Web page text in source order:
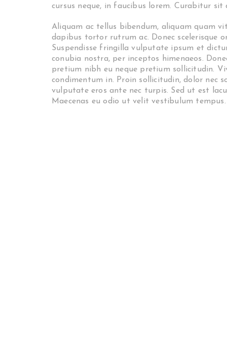
cursus neque, in faucibus lorem. Curabitur
Aliquam ac tellus bibendum, aliquam quam
dapibus tortor rutrum ac. Donec scelerisque
Suspendisse fringilla vulputate ipsum et
conubia nostra, per inceptos himenaeos.
pretium nibh eu neque pretium sollicitudin.
condimentum in. Proin sollicitudin, dolor nec
vulputate eros ante nec turpis. Sed ut est
Maecenas eu odio ut velit vestibulum